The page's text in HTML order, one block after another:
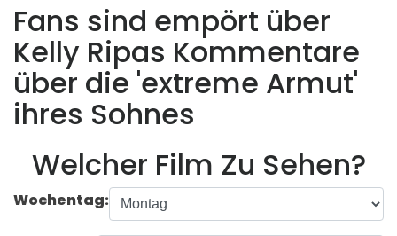
Fans sind empört über
Kelly Ripas Kommentare
über die 'extreme Armut'
ihres Sohnes
Welcher Film Zu Sehen?
Wochentag: